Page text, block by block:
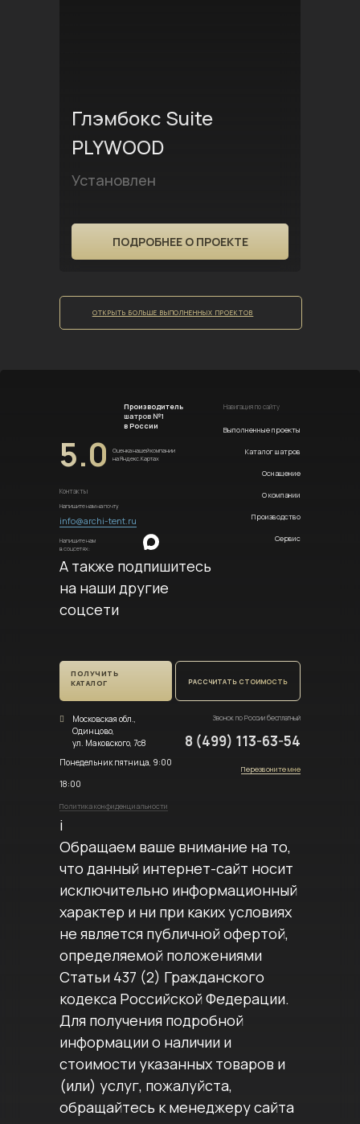
Глэмбокс Suite
PLYWOOD
Установлен
ПОДРОБНЕЕ О ПРОЕКТЕ
ОТКРЫТЬ БОЛЬШЕ ВЫПОЛНЕННЫХ ПРОЕКТОВ
Производитель
шатров №1
в России
5.0
Оценка нашей компании
на Яндекс.Картах
Контакты
Напишите нам на почту
info@archi-tent.ru
Напишите нам
в соцсетях:
А также подпишитесь
на наши другие
соцсети
Навигация по сайту
Выполненные проекты
Каталог шатров
Оснащение
О компании
Производство
Сервис
ПОЛУЧИТЬ
КАТАЛОГ
РАССЧИТАТЬ СТОИМОСТЬ
Московская обл.,
Одинцово,
ул. Маковского, 7с8
Понедельник пятница, 9:00
18:00
Политика конфиденциальности
Звонок по России бесплатный
8 (499) 113-63-54
Перезвоните мне
i
Обращаем ваше внимание на то,
что данный интернет-сайт носит
исключительно информационный
характер и ни при каких условиях
не является публичной офертой,
определяемой положениями
Статьи 437 (2) Гражданского
кодекса Российской Федерации.
Для получения подробной
информации о наличии и
стоимости указанных товаров и
(или) услуг, пожалуйста,
обращайтесь к менеджеру сайта